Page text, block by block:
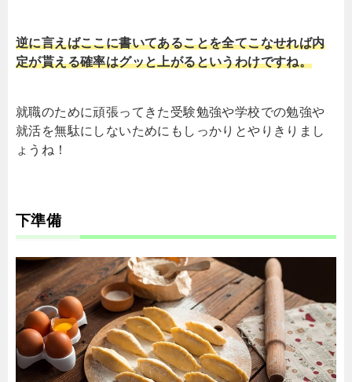
逆に言えばここに書いてあることを全てこなせれば内
定が貰える確率はグッと上がるというわけですね。
就職のために頑張ってきた受験勉強や学校での勉強や
就活を無駄にしないためにもしっかりとやりきりまし
ょうね！
下準備